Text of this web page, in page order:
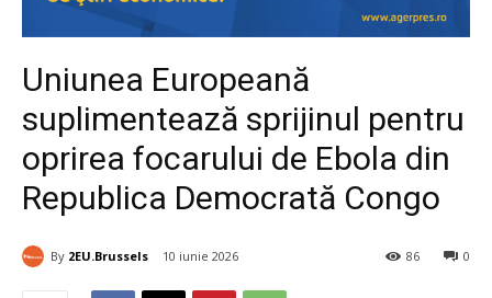
Uniunea Europeană
suplimentează sprijinul pentru
oprirea focarului de Ebola din
Republica Democrată Congo
By 2EU.Brussels 10 iunie 2026 0
86